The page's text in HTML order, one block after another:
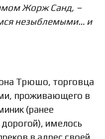
Жорж Санд, –
незыблемыми… и
Трюшо, торговца
проживающего в
(ранее
имелось